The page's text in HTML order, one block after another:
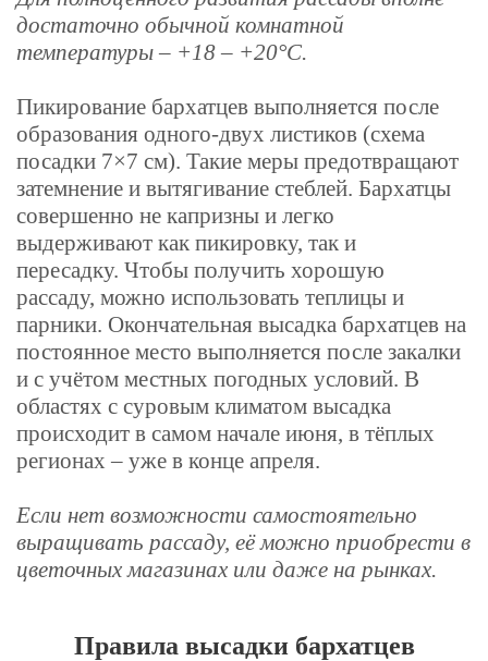
достаточно обычной комнатной
температуры – +18 – +20°С.
Пикирование бархатцев выполняется после
образования одного-двух листиков (схема
посадки 7×7 см). Такие меры предотвращают
затемнение и вытягивание стеблей. Бархатцы
совершенно не капризны и легко
выдерживают как пикировку, так и
пересадку. Чтобы получить хорошую
рассаду, можно использовать теплицы и
парники. Окончательная высадка бархатцев на
постоянное место выполняется после закалки
и с учётом местных погодных условий. В
областях с суровым климатом высадка
происходит в самом начале июня, в тёплых
регионах – уже в конце апреля.
Если нет возможности самостоятельно
выращивать рассаду, её можно приобрести в
цветочных магазинах или даже на рынках.
Правила высадки бархатцев